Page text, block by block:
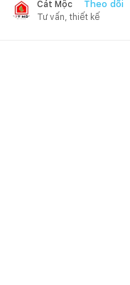
Cát Mộc Theo dõi
Tư vấn, thiết kế